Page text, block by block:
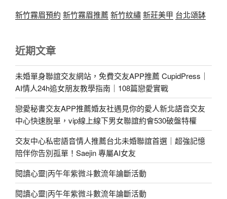
新竹霧眉預約 新竹霧眉推薦 新竹紋繡新莊美甲 台北頌缽
近期文章
未婚單身聯誼交友網站，免費交友APP推薦 CupidPress｜
AI情人24h追女朋友教學指南｜108篇戀愛實戰
戀愛秘書交友APP推薦婚友社遇見你的愛人新北語音交友
中心快速脫單，vip線上線下男女聯誼約會530破盤特權
交友中心私密語音情人推薦台北未婚聯誼首選｜超強記憶
陪伴你告別孤單！Saejin 專屬AI女友
閱讀心靈|丙午年紫微斗數流年論斷活動
閱讀心靈|丙午年紫微斗數流年論斷活動